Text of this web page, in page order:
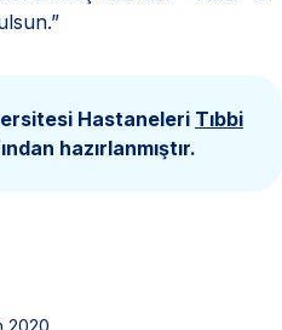
Hastaneleri Tıbbi
hazırlanmıştır.
2020